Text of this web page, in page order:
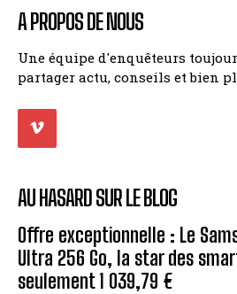
A PROPOS DE NOUS
Une équipe d'enquêteurs
partager actu, conseils et bien
AU HASARD SUR LE BLOG
Offre exceptionnelle : Le
Ultra 256 Go, la star des
seulement 1 039,79 €